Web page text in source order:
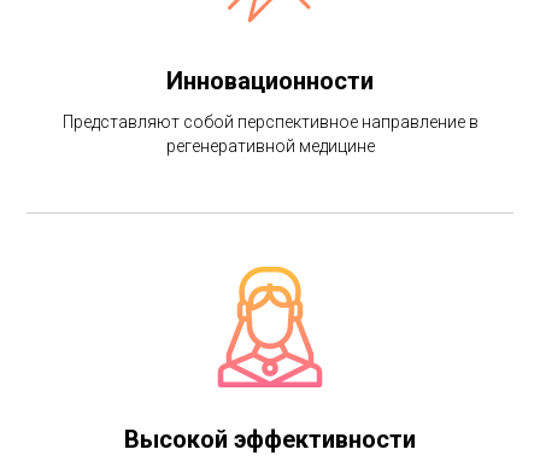
Инновационности
Представляют собой перспективное направление в
регенеративной медицине
Высокой эффективности